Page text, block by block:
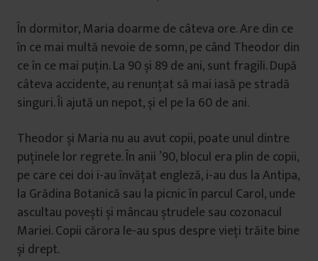
În dormitor, Maria doarme de câteva ore. Are din ce
în ce mai multă nevoie de somn, pe când Theodor din
ce în ce mai puțin. La 90 și 89 de ani, sunt fragili. După
câteva accidente, au renunțat să mai iasă pe stradă
singuri. Îi ajută un nepot, și el pe la 60 de ani.
Theodor și Maria nu au avut copii, poate unul dintre
puținele lor regrete. În anii ’90, blocul era plin de copii,
pe care cei doi i-au învățat engleză, i-au dus la Antipa,
la Grădina Botanică sau la picnic în parcul Carol, unde
ascultau povești și mâncau ștrudele sau cozonacul
Mariei. Copii cărora le-au spus despre vieți trăite bine
și drept.